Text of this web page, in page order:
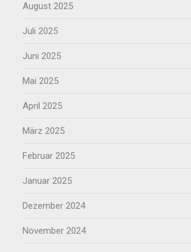
August 2025
Juli 2025
Juni 2025
Mai 2025
April 2025
März 2025
Februar 2025
Januar 2025
Dezember 2024
November 2024